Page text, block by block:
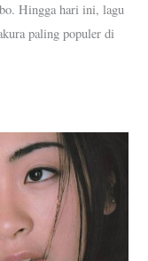
Hingga hari ini, lagu
paling populer di